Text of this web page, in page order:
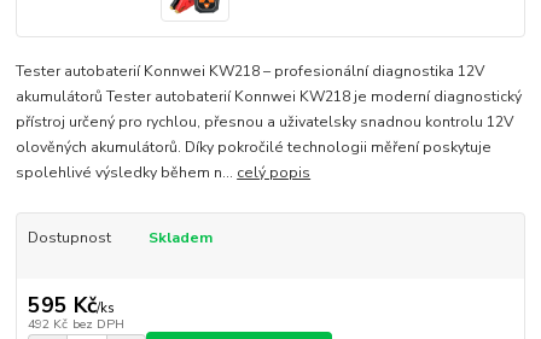
Tester autobaterií Konnwei KW218 – profesionální diagnostika 12V
akumulátorů Tester autobaterií Konnwei KW218 je moderní diagnostický
přístroj určený pro rychlou, přesnou a uživatelsky snadnou kontrolu 12V
olověných akumulátorů. Díky pokročilé technologii měření poskytuje
spolehlivé výsledky během n... celý popis
Dostupnost Skladem
595 Kč/ks
492 Kč bez DPH